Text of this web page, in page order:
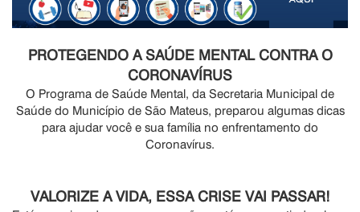
PROTEGENDO A SAÚDE MENTAL CONTRA O
CORONAVÍRUS
O Programa de Saúde Mental, da Secretaria Municipal de
Saúde do Município de São Mateus, preparou algumas dicas
para ajudar você e sua família no enfrentamento do
Coronavírus.
VALORIZE A VIDA, ESSA CRISE VAI PASSAR!